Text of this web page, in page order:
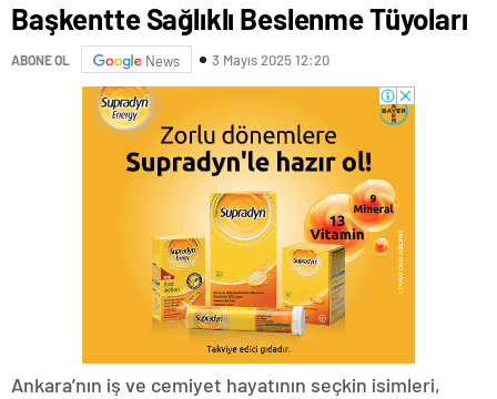
Başkentte Sağlıklı Beslenme Tüyoları
ABONE OL News 3 Mayıs 2025 12:20
Ankara’nın iş ve cemiyet hayatının seçkin isimleri,